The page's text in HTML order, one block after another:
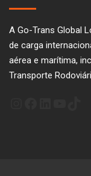
A Go-Trans Global
de carga
aérea e marítima,
Transporte